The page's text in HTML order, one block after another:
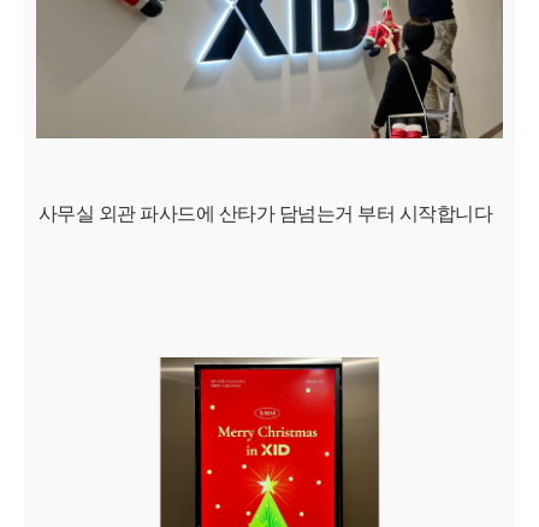
사무실 외관 파사드에 산타가 담넘는거 부터 시작합니다